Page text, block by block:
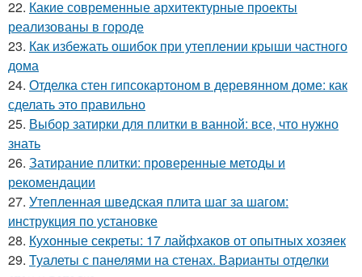
22. Какие современные архитектурные проекты
реализованы в городе
23. Как избежать ошибок при утеплении крыши частного
дома
24. Отделка стен гипсокартоном в деревянном доме: как
сделать это правильно
25. Выбор затирки для плитки в ванной: все, что нужно
знать
26. Затирание плитки: проверенные методы и
рекомендации
27. Утепленная шведская плита шаг за шагом:
инструкция по установке
28. Кухонные секреты: 17 лайфхаков от опытных хозяек
29. Туалеты с панелями на стенах. Варианты отделки